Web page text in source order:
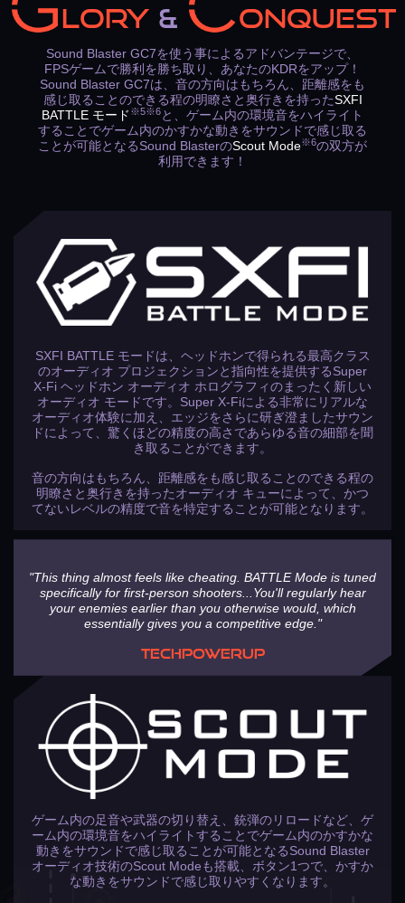
選択します。
ステップ4
ペアリング待機状態になったら、Sound Blaster GC7のC1
ボタンを押します。ペアリングの確認をすると、Super X-
Fi プロファイルの転送が始まります。
LORY & ONQUEST
Sound Blaster GC7を使う事によるアドバンテージで、
FPSゲームで勝利を勝ち取り、あなたのKDRをアップ！
Sound Blaster GC7は、音の方向はもちろん、距離感をも
感じ取ることのできる程の明瞭さと奥行きを持ったSXFI
BATTLE モード ※5※6と、ゲーム内の環境音をハイライト
することでゲーム内のかすかな動きをサウンドで感じ取る
ことが可能となるSound BlasterのScout Mode※6の双方が
利用できます！
SXFI BATTLE モードは、ヘッドホンで得られる最高クラス
のオーディオ プロジェクションと指向性を提供するSuper
X-Fi ヘッドホン オーディオ ホログラフィのまったく新しい
オーディオ モードです。Super X-Fiによる非常にリアルな
オーディオ体験に加え、エッジをさらに研ぎ澄ましたサウン
ドによって、驚くほどの精度の高さであらゆる音の細部を聞
き取ることができます。
音の方向はもちろん、距離感をも感じ取ることのできる程の
明瞭さと奥行きを持ったオーディオ キューによって、かつ
てないレベルの精度で音を特定することが可能となります。
"This thing almost feels like cheating. BATTLE Mode is tuned
specifically for first-person shooters...You'll regularly hear
your enemies earlier than you otherwise would, which
essentially gives you a competitive edge."
TECHPOWERUP
ゲーム内の足音や武器の切り替え、銃弾のリロードなど、ゲ
ーム内の環境音をハイライトすることでゲーム内のかすかな
動きをサウンドで感じ取ることが可能となるSound Blaster
オーディオ技術のScout Modeも搭載、ボタン1つで、かすか
な動きをサウンドで感じ取りやすくなります。